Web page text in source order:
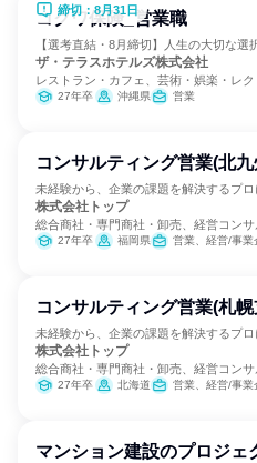
締切：8月31日
コクワ保険_営業職
【選考直結・8月締切】人生の大切な選
ザ・テラスホテルズ株式会社
レストラン・カフェ、芸術・娯楽・レ
27年卒 沖縄県 営業
コンサルティング営業(北
未経験から、企業の課題を解決するプロ
株式会社トップ
総合商社・専門商社・卸売、経営コン
27年卒 福岡県 営業、経営/事業
コンサルティング営業(札
未経験から、企業の課題を解決するプロ
株式会社トップ
総合商社・専門商社・卸売、経営コン
27年卒 北海道 営業、経営/事業
マンション建設のプロジェ